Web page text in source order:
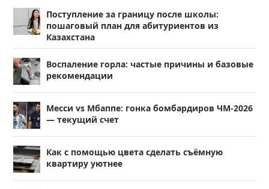
Поступление за границу после школы:
пошаговый план для абитуриентов из
Казахстана
Воспаление горла: частые причины и базовые
рекомендации
Месси vs Мбаппе: гонка бомбардиров ЧМ-2026
— текущий счет
Как с помощью цвета сделать съёмную
квартиру уютнее